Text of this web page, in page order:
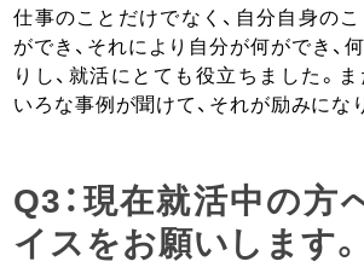
仕事のことだけでなく、自分自身の
ができ、それにより自分が何ができ、
りし、就活にとても役立ちました。
いろな事例が聞けて、それが励みにな
Q3：現在就活中の方
イスをお願いします。